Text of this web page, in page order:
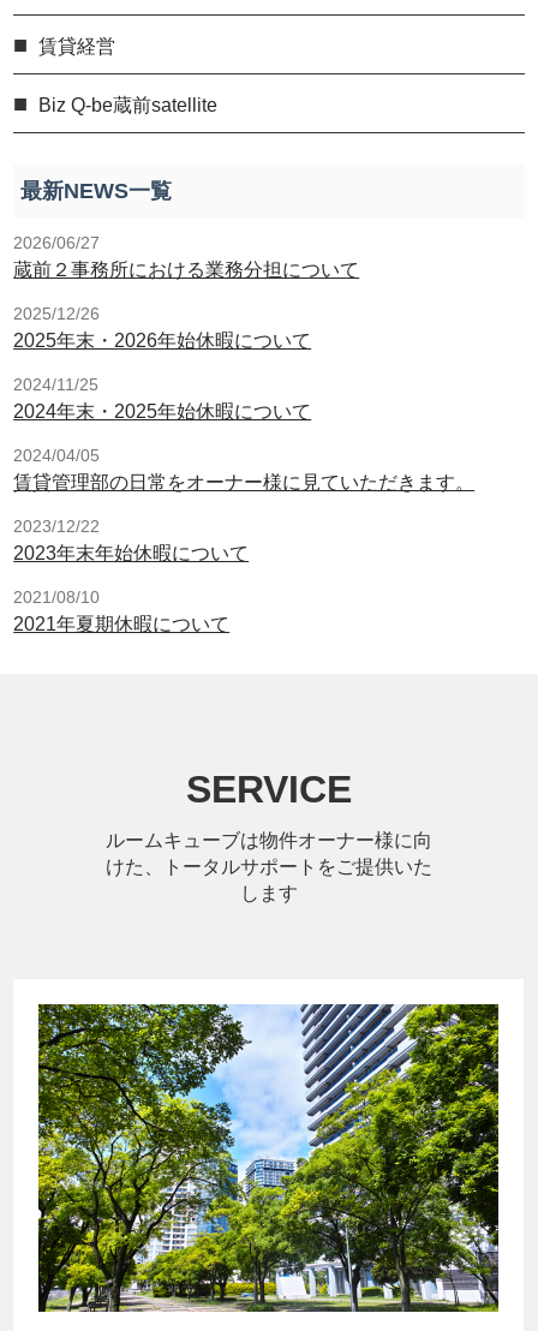
賃貸経営
Biz Q-be蔵前satellite
最新NEWS一覧
2026/06/27
蔵前２事務所における業務分担について
2025/12/26
2025年末・2026年始休暇について
2024/11/25
2024年末・2025年始休暇について
2024/04/05
賃貸管理部の日常をオーナー様に見ていただきます。
2023/12/22
2023年末年始休暇について
2021/08/10
2021年夏期休暇について
SERVICE
ルームキューブは物件オーナー様に向
けた、トータルサポートをご提供いた
します